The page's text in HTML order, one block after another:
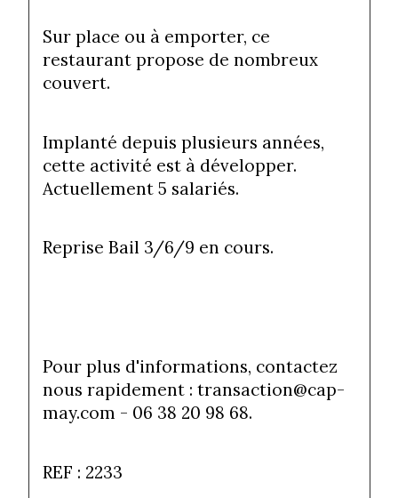
Sur place ou à emporter, ce
restaurant propose de nombreux
couvert.
Implanté depuis plusieurs années,
cette activité est à développer.
Actuellement 5 salariés.
Reprise Bail 3/6/9 en cours.
Pour plus d'informations, contactez
nous rapidement : transaction@cap-
may.com - 06 38 20 98 68.
REF : 2233